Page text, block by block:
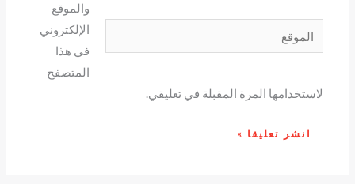
الموقع
والموقع
الإلكتروني
في هذا
المتصفح
لاستخدامها المرة المقبلة في تعليقي.